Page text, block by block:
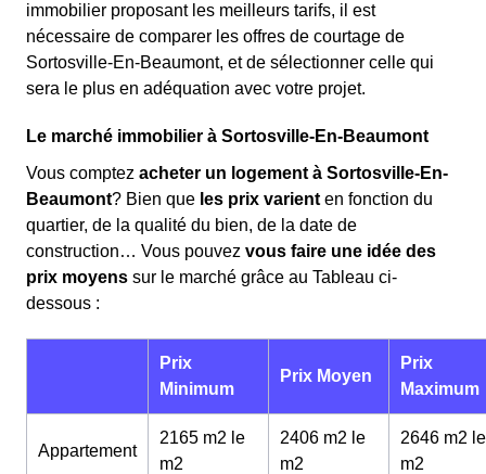
immobilier proposant les meilleurs tarifs, il est
nécessaire de comparer les offres de courtage de
Sortosville-En-Beaumont, et de sélectionner celle qui
sera le plus en adéquation avec votre projet.
Le marché immobilier à Sortosville-En-Beaumont
Vous comptez acheter un logement à Sortosville-En-
Beaumont? Bien que les prix varient en fonction du
quartier, de la qualité du bien, de la date de
construction… Vous pouvez vous faire une idée des
prix moyens sur le marché grâce au Tableau ci-
dessous :
Prix
Minimum
Prix Moyen
Prix
Maximum
Appartement
2165 m2 le
m2
2406 m2 le
m2
2646 m2 le
m2